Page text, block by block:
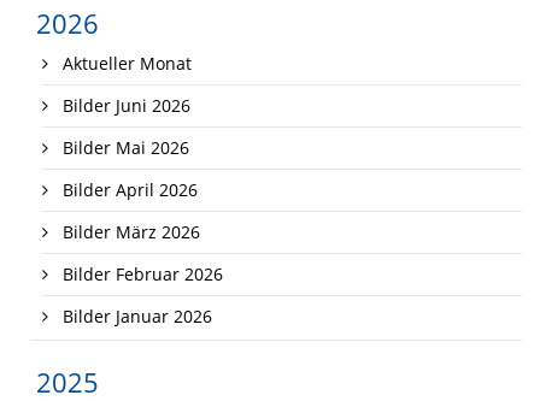
2026
Aktueller Monat
Bilder Juni 2026
Bilder Mai 2026
Bilder April 2026
Bilder März 2026
Bilder Februar 2026
Bilder Januar 2026
2025